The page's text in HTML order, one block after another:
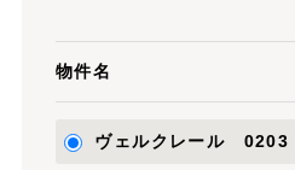
物件名
ヴェルクレール 0203